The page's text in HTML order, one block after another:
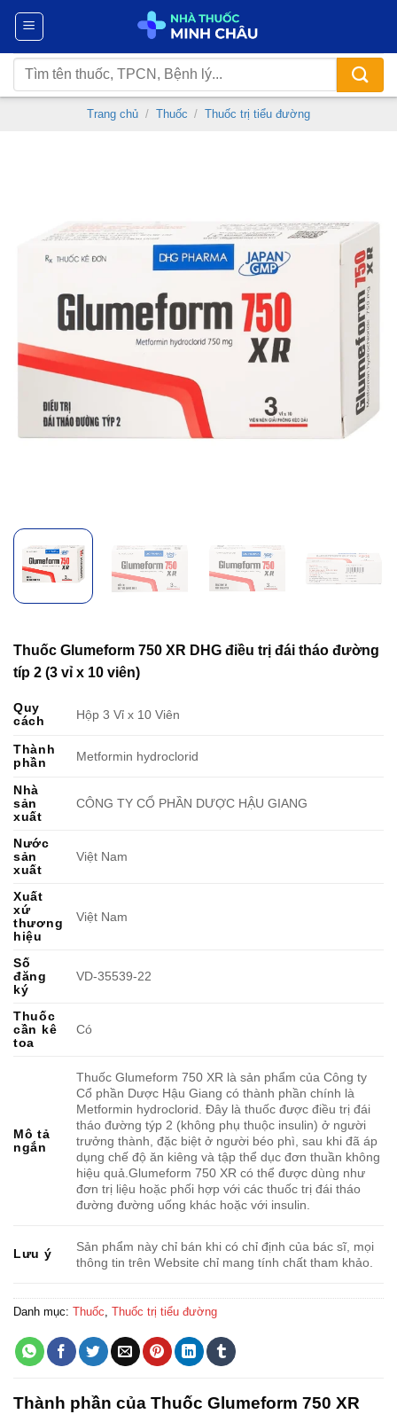
Chuyển
nội
dung
Tìm
kiếm:
Trang chủ / Thuốc / Thuốc trị tiểu đường
Thuốc Glumeform 750 XR DHG điều trị đái tháo đường
típ 2 (3 vỉ x 10 viên)
Quy
cách
Hộp 3 Vỉ x 10 Viên
Thành
phần
Metformin hydroclorid
Nhà
sản
xuất
CÔNG TY CỔ PHẦN DƯỢC HẬU GIANG
Nước
sản
xuất
Việt Nam
Xuất
xứ
thương
hiệu
Việt Nam
Số
đăng
ký
VD-35539-22
Thuốc
cần kê
toa
Có
Mô tả
ngắn
Thuốc Glumeform 750 XR là sản phẩm của Công ty
Cổ phần Dược Hậu Giang có thành phần chính là
Metformin hydroclorid. Đây là thuốc được điều trị đái
tháo đường týp 2 (không phụ thuộc insulin) ở người
trưởng thành, đặc biệt ở người béo phì, sau khi đã áp
dụng chế độ ăn kiêng và tập thể dục đơn thuần không
hiệu quả.Glumeform 750 XR có thể được dùng như
đơn trị liệu hoặc phối hợp với các thuốc trị đái tháo
đường đường uống khác hoặc với insulin.
Lưu ý
Sản phẩm này chỉ bán khi có chỉ định của bác sĩ, mọi
thông tin trên Website chỉ mang tính chất tham khảo.
Danh mục: Thuốc Thuốc trị tiểu đường
Thành phần của Thuốc Glumeform 750 XR